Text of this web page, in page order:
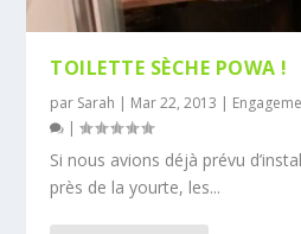
TOILETTE SÈCHE POWA !
par Sarah | Mar 22, 2013 |
|
Si nous avions déjà prévu
près de la yourte, les...